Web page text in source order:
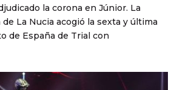
la corona en Júnior. La
La Nucia acogió la sexta y última
de España de Trial con